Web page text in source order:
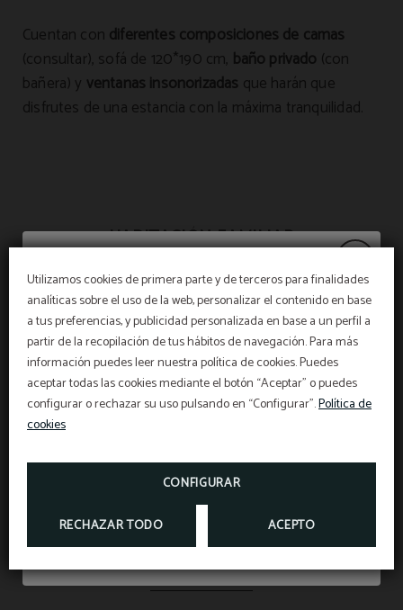
Utilizamos cookies de primera parte y de terceros para finalidades
analíticas sobre el uso de la web, personalizar el contenido en base
a tus preferencias, y publicidad personalizada en base a un perfil a
partir de la recopilación de tus hábitos de navegación. Para más
información puedes leer nuestra política de cookies. Puedes
aceptar todas las cookies mediante el botón “Aceptar” o puedes
configurar o rechazar su uso pulsando en “Configurar”.Política de
cookies
CONFIGURAR
RECHAZAR TODO ACEPTO
Cuentan con diferentes composiciones de camas
(consultar), sofá de 120*190 cm, baño privado (con
bañera) y ventanas insonorizadas que harán que
disfrutes de una estancia con la máxima tranquilidad.
HABITACIÓN FAMILIAR
Amenities Caja de seguridad
Teléfono Habitación con vistas
MOSTRAR MÁS
Aviso
El restaurante permanecerácerrado del 27 de
julio al 31 de agosto, ambos inclusive
habitual de 07:00h a 10:30h y fines de semana
de 07:30h a 11:00h
PET FRIENDLY
ADMITIMOS ANIMALES DE MÁXIMO 15 KILOS Y
CON UN SUPLEMENTO DE 15 € POR NOCHE
(IVA INCLUÍDO).
No te lo pierdas
*Según la nueva ley de protección animal, en el
15€